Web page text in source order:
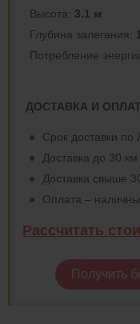
Высота: 3.1 м
Глубина залегания:
Потреблeние
ДОСТАВКА И
Срок доставки по
Доставка до 30
Доставка свыше
Оплата –
Рассчитать
Получить